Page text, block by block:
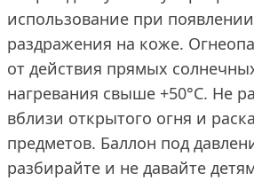
использование при
раздражения на коже.
от действия прямых
нагревания свыше +50°С. Не
вблизи открытого огня и
предметов. Баллон под
разбирайте и не давайте